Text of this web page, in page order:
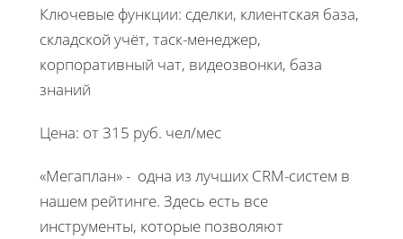
Ключевые функции: сделки, клиентская база,
складской учёт, таск-менеджер,
корпоративный чат, видеозвонки, база
знаний
Цена: от 315 руб. чел/мес
«Мегаплан» - одна из лучших CRM-систем в
нашем рейтинге. Здесь есть все
инструменты, которые позволяют